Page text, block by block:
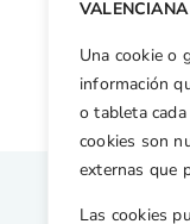
VALENCIANA
Una cookie o
información
o tableta
cookies son
externas que
Las cookies